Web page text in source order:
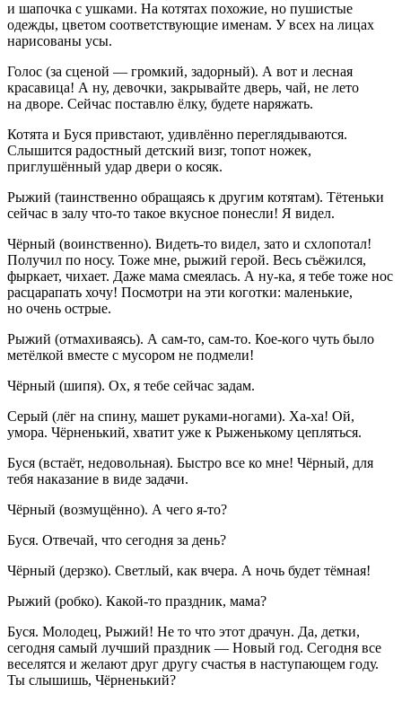
и шапочка с ушками. На котятах похожие, но пушистые
одежды, цветом соответствующие именам. У всех на лицах
нарисованы усы.
Голос (за сценой — громкий, задорный). А вот и лесная
красавица! А ну, девочки, закрывайте дверь, чай, не лето
на дворе. Сейчас поставлю ёлку, будете наряжать.
Котята и Буся привстают, удивлённо переглядываются.
Слышится радостный детский визг, топот ножек,
приглушённый удар двери о косяк.
Рыжий (таинственно обращаясь к другим котятам). Тётеньки
сейчас в залу что-то такое вкусное понесли! Я видел.
Чёрный (воинственно). Видеть-то видел, зато и схлопотал!
Получил по носу. Тоже мне, рыжий герой. Весь съёжился,
фыркает, чихает. Даже мама смеялась. А ну-ка, я тебе тоже нос
расцарапать хочу! Посмотри на эти коготки: маленькие,
но очень острые.
Рыжий (отмахиваясь). А сам-то, сам-то. Кое-кого чуть было
метёлкой вместе с мусором не подмели!
Чёрный (шипя). Ох, я тебе сейчас задам.
Серый (лёг на спину, машет руками-ногами). Ха-ха! Ой,
умора. Чёрненький, хватит уже к Рыженькому цепляться.
Буся (встаёт, недовольная). Быстро все ко мне! Чёрный, для
тебя наказание в виде задачи.
Чёрный (возмущённо). А чего я-то?
Буся. Отвечай, что сегодня за день?
Чёрный (дерзко). Светлый, как вчера. А ночь будет тёмная!
Рыжий (робко). Какой-то праздник, мама?
Буся. Молодец, Рыжий! Не то что этот драчун. Да, детки,
сегодня самый лучший праздник — Новый год. Сегодня все
веселятся и желают друг другу счастья в наступающем году.
Ты слышишь, Чёрненький?